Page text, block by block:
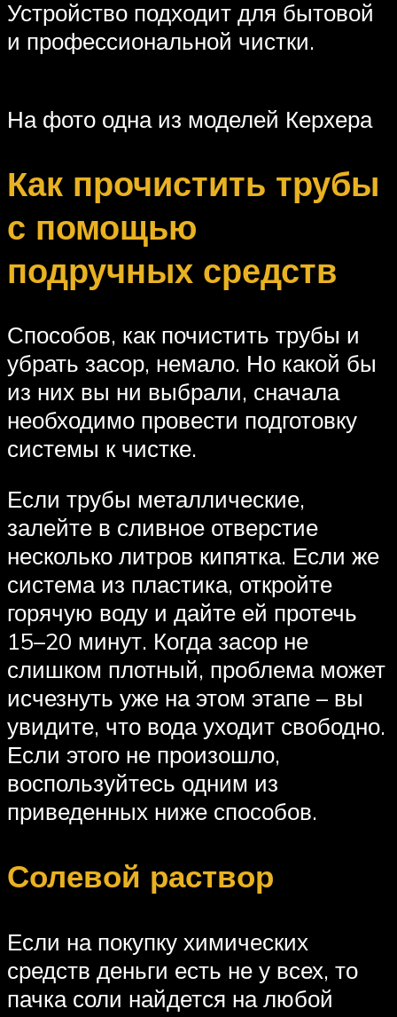
Устройство подходит для бытовой
и профессиональной чистки.
На фото одна из моделей Керхера
Как прочистить трубы
с помощью
подручных средств
Способов, как почистить трубы и
убрать засор, немало. Но какой бы
из них вы ни выбрали, сначала
необходимо провести подготовку
системы к чистке.
Если трубы металлические,
залейте в сливное отверстие
несколько литров кипятка. Если же
система из пластика, откройте
горячую воду и дайте ей протечь
15–20 минут. Когда засор не
слишком плотный, проблема может
исчезнуть уже на этом этапе – вы
увидите, что вода уходит свободно.
Если этого не произошло,
воспользуйтесь одним из
приведенных ниже способов.
Солевой раствор
Если на покупку химических
средств деньги есть не у всех, то
пачка соли найдется на любой